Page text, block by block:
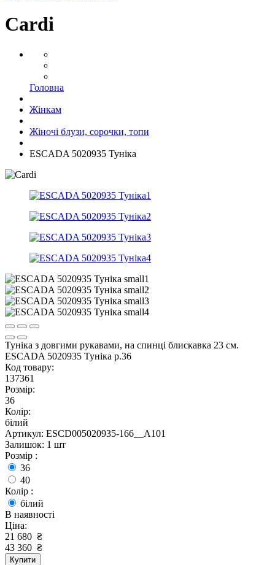
Cardi
Головна
Жінкам
Жіночі блузи, сорочки, топи
ESCADA 5020935 Туніка
Туніка з довгими рукавами, на спинці блискавка 23 см.
ESCADA 5020935 Туніка р.36
Код товару:
137361
Розмір:
36
Колір:
білий
Артикул: ESCD005020935-166__A101
Залишок: 1 шт
Розмір :
36
40
Колір :
білий
В наявності
Ціна:
21 680 ₴
43 360 ₴
Купити